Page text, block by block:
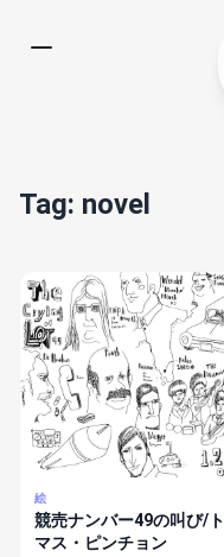
Tag: novel
絵
競売ナンバー49の叫び/ト
マス・ピンチョン